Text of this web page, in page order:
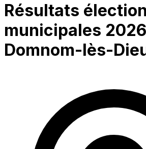
Résultats
municipales
Domnom-lès-